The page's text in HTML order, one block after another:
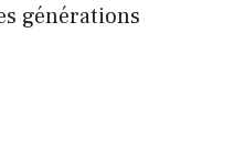
générations